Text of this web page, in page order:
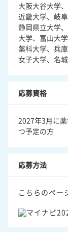
大阪大谷大学
近畿大学、岐
静岡県立大学
大学、富山大
薬科大学、兵
女子大学、名
応募資格
2027年3月に
つ予定の方
応募方法
こちらのペー